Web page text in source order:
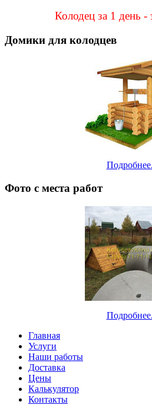
Колодец за 1 день -
Домики для колодцев
Фото с места работ
Главная
Услуги
Наши работы
Доставка
Цены
Калькулятор
Контакты